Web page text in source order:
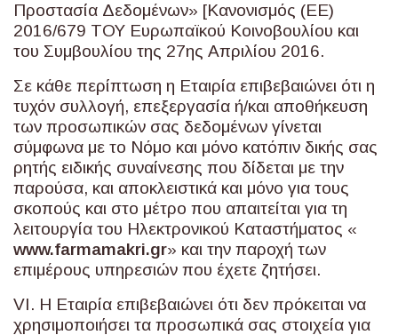
Προστασία Δεδομένων» [Κανονισμός (ΕΕ)
2016/679 ΤΟΥ Ευρωπαϊκού Κοινοβουλίου και
του Συμβουλίου της 27ης Απριλίου 2016.
Σε κάθε περίπτωση η Εταιρία επιβεβαιώνει ότι η
τυχόν συλλογή, επεξεργασία ή/και αποθήκευση
των προσωπικών σας δεδομένων γίνεται
σύμφωνα με το Νόμο και μόνο κατόπιν δικής σας
ρητής ειδικής συναίνεσης που δίδεται με την
παρούσα, και αποκλειστικά και μόνο για τους
σκοπούς και στο μέτρο που απαιτείται για τη
λειτουργία του Ηλεκτρονικού Καταστήματος «
www.farmamakri.gr» και την παροχή των
επιμέρους υπηρεσιών που έχετε ζητήσει.
VI. Η Εταιρία επιβεβαιώνει ότι δεν πρόκειται να
χρησιμοποιήσει τα προσωπικά σας στοιχεία για